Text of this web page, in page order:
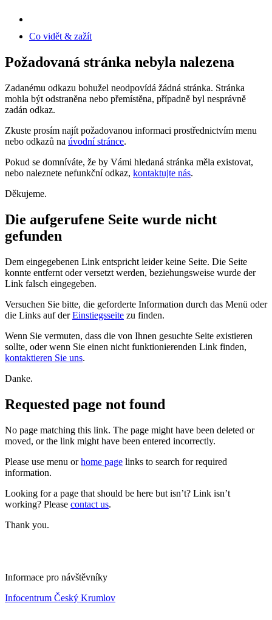
Co vidět & zažít
Požadovaná stránka nebyla nalezena
Zadanému odkazu bohužel neodpovídá žádná stránka. Stránka
mohla být odstraněna nebo přemístěna, případně byl nesprávně
zadán odkaz.
Zkuste prosím najít požadovanou informaci prostřednictvím menu
nebo odkazů na úvodní stránce.
Pokud se domníváte, že by Vámi hledaná stránka měla existovat,
nebo naleznete nefunkční odkaz, kontaktujte nás.
Děkujeme.
Die aufgerufene Seite wurde nicht
gefunden
Dem eingegebenen Link entspricht leider keine Seite. Die Seite
konnte entfernt oder versetzt werden, beziehungsweise wurde der
Link falsch eingegeben.
Versuchen Sie bitte, die geforderte Information durch das Menü oder
die Links auf derEinstiegsseite zu finden.
Wenn Sie vermuten, dass die von Ihnen gesuchte Seite existieren
sollte, oder wenn Sie einen nicht funktionierenden Link finden,
kontaktieren Sie uns.
Danke.
Requested page not found
No page matching this link. The page might have been deleted or
moved, or the link might have been entered incorrectly.
Please use menu orhome page links to search for required
information.
Looking for a page that should be here but isn’t? Link isn’t
working? Please contact us.
Thank you.
Informace pro návštěvníky
Infocentrum Český Krumlov